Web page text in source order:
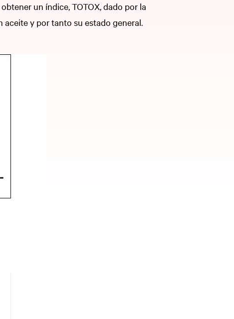
un índice, TOTOX, dado por la
y por tanto su estado general.